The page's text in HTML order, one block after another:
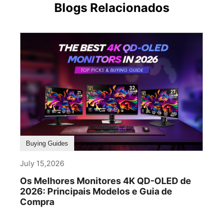
Blogs Relacionados
Buying Guides
July 15,2026
Os Melhores Monitores 4K QD-OLED de
2026: Principais Modelos e Guia de
Compra